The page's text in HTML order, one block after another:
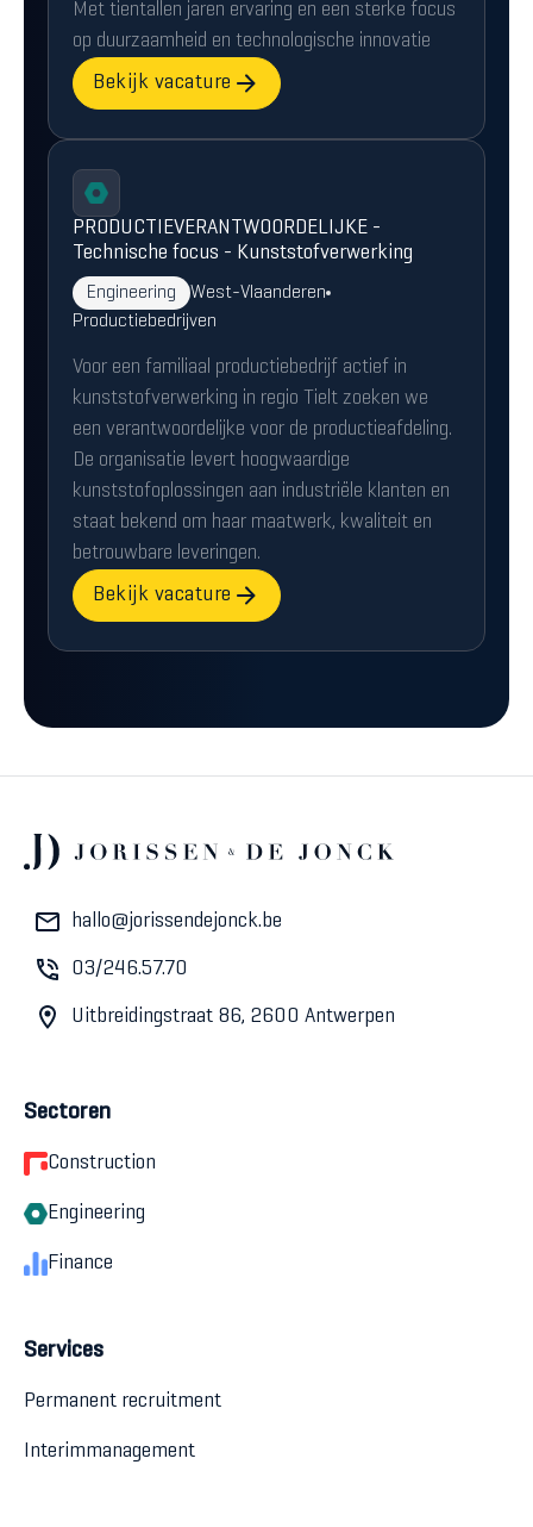
Met tientallen jaren ervaring en een sterke focus
op duurzaamheid en technologische innovatie
Bekijk vacature
PRODUCTIEVERANTWOORDELIJKE -
Technische focus - Kunststofverwerking
Engineering
West-Vlaanderen
Productiebedrijven
Voor een familiaal productiebedrijf actief in
kunststofverwerking in regio Tielt zoeken we
een verantwoordelijke voor de productieafdeling.
De organisatie levert hoogwaardige
kunststofoplossingen aan industriële klanten en
staat bekend om haar maatwerk, kwaliteit en
betrouwbare leveringen.
Bekijk vacature
hallo@jorissendejonck.be
03/246.57.70
Uitbreidingstraat 86, 2600 Antwerpen
Sectoren
Construction
Engineering
Finance
Services
Permanent recruitment
Interimmanagement